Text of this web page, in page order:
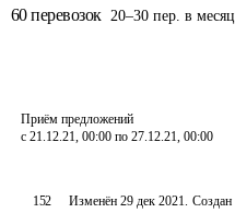
60 перевозок 20–30 пер. в месяц
Приём предложений
с 21.12.21, 00:00 по 27.12.21, 00:00
152 Изменён29 дек 2021. Создан